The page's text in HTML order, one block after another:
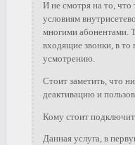
И не смотря на то,
условиям
многими абонентами.
входящие звонки, в то
усмотрению.
Стоит заметить, что
деактивацию и
Кому стоит
Данная услуга, в